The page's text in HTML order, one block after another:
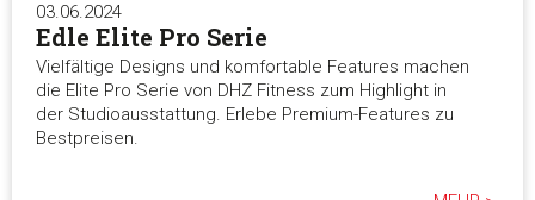
03.06.2024
Edle Elite Pro Serie
Vielfältige Designs und komfortable Features machen
die Elite Pro Serie von DHZ Fitness zum Highlight in
der Studioausstattung. Erlebe Premium-Features zu
Bestpreisen.